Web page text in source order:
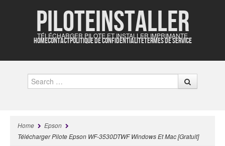
Piloteinstaller
TÉLÉCHARGER PILOTE ET INSTALLER IMPRIMANTE
HOMECONTACTPOLITIQUE DE CONFIDENTIALITÉTERMES DE SERVICE
Search
Home
Epson
Télécharger Pilote Epson WF-3530DTWF Windows Et Mac [Gratuit]